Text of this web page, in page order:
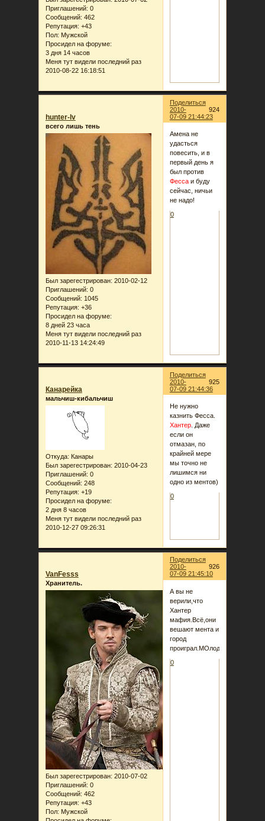
Приглашений: 0
Сообщений: 462
Репутация: +43
Пол: Мужской
Просидел на форуме:
3 дня 14 часов
Меня тут видели последний раз
2010-08-22 16:18:51
Поделиться
924
2010-
07-09 21:44:23
hunter-lv
всего лишь тень
Был зарегестрирован: 2010-02-12
Приглашений: 0
Сообщений: 1045
Репутация: +36
Просидел на форуме:
8 дней 23 часа
Меня тут видели последний раз
2010-11-13 14:24:49
Амена не
удасться
повесить, и в
первый день я
был против
Фессаи буду
сейчас, ничьи
не надо!
0
Поделиться
925
2010-
07-09 21:44:36
Канарейка
мальчиш-кибальчиш
Откуда: Канары
Был зарегестрирован: 2010-04-23
Приглашений: 0
Сообщений: 248
Репутация: +19
Просидел на форуме:
2 дня 8 часов
Меня тут видели последний раз
2010-12-27 09:26:31
Не нужно
казнить Фесса.
Хантер. Даже
если он
отмазан, по
крайней мере
мы точно не
лишимся ни
одно из ментов)
0
Поделиться
926
2010-
07-09 21:45:10
VanFesss
Хранитель.
Был зарегестрирован: 2010-07-02
Приглашений: 0
Сообщений: 462
Репутация: +43
Пол: Мужской
А вы не
верили,что
Хантер
мафия.Всё,они
вешают мента и
город
проиграл.МОлодец,доктор!!
0